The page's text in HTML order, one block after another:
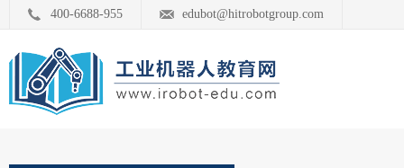
400-6688-955 edubot@hitrobotgroup.com